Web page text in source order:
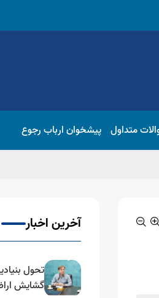
متداول پیشخوان ارباب رجوع
آخرین اخبار
تحول
گشایش